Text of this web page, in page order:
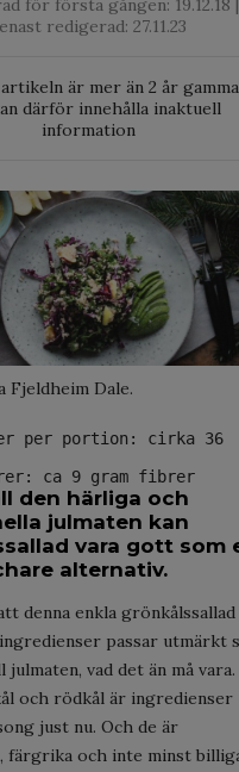
för första gången: 19.12.18 |
redigerad: 27.11.23
är mer än 2 år
därför innehålla inaktuell
information
Fjeldheim Dale.
per portion: cirka 36
ca 9 gram fibrer
den härliga och
julmaten kan
vara gott som
alternativ.
denna enkla grönkålssallad
passar utmärkt
vad det än må vara.
och rödkål är ingredienser
just nu. Och de är
färgrika och inte minst